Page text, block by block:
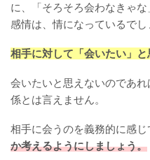
に、「そろそろ会わなきゃ
感情は、情になっているでし
相手に対して「会いたい」
会いたいと思えないのであ
係とは言えません。
相手に会うのを義務的に感じ
か考えるようにしましょう。